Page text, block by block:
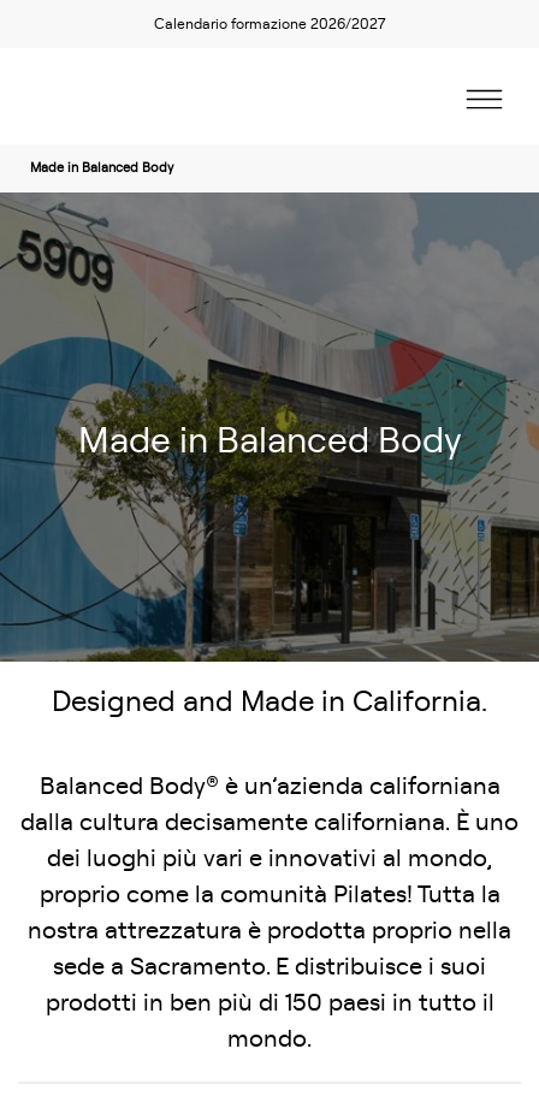
Calendario formazione 2026/2027
Made in Balanced Body
Made in Balanced Body
Designed and Made in California.
Balanced Body® è un’azienda californiana
dalla cultura decisamente californiana. È uno
dei luoghi più vari e innovativi al mondo,
proprio come la comunità Pilates! Tutta la
nostra attrezzatura è prodotta proprio nella
sede a Sacramento. E distribuisce i suoi
prodotti in ben più di 150 paesi in tutto il
mondo.